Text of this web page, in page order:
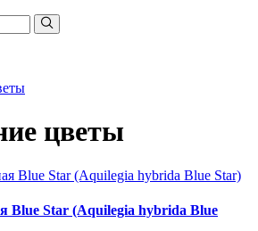
цветы
Blue Star (Aquilegia hybrida Blue